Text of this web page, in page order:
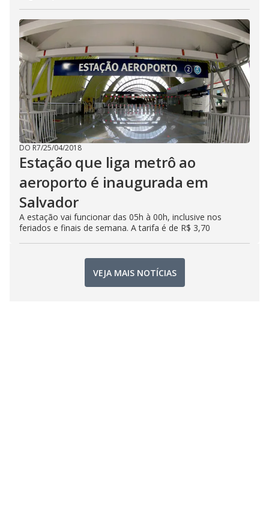
DO R7/25/04/2018
Estação que liga metrô ao
aeroporto é inaugurada em
Salvador
A estação vai funcionar das 05h à 00h, inclusive nos
feriados e finais de semana. A tarifa é de R$ 3,70
VEJA MAIS NOTÍCIAS